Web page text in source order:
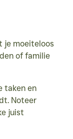
je moeiteloos
of familie
taken en
Noteer
juist